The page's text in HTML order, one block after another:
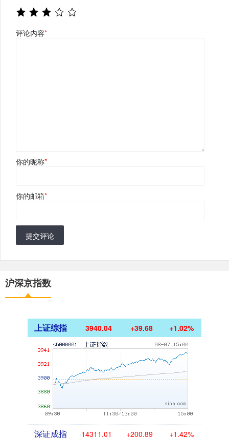
评论内容*
你的昵称*
你的邮箱*
提交评论
沪深京指数
上证综指 3940.04 +39.68 +1.02%
深证成指 14311.01 +200.89 +1.42%